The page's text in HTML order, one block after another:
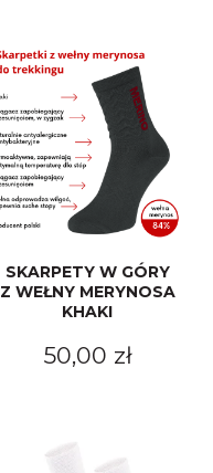
SKARPETY W GÓRY
Z WEŁNY MERYNOSA
KHAKI
50,00 zł